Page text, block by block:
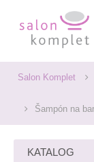
Salon Komplet
Šampón na
KATALOG